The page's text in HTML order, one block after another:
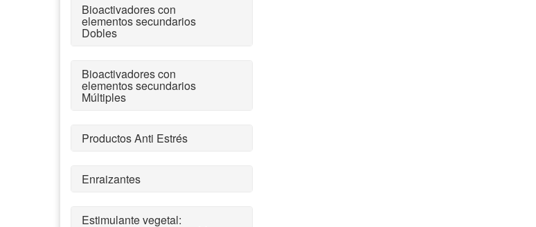
Bioactivadores con
elementos secundarios
Dobles
Bioactivadores con
elementos secundarios
Múltiples
Productos Anti Estrés
Enraizantes
Estimulante vegetal: